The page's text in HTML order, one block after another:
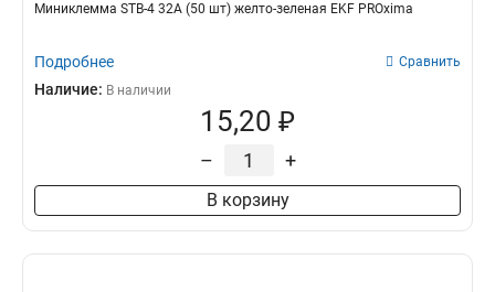
Миниклемма STB-4 32A (50 шт) желто-зеленая EKF PROxima
Подробнее Сравнить
Наличие: В наличии
15,20 ₽
– +
В корзину